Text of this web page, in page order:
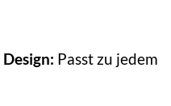
Passt zu jedem